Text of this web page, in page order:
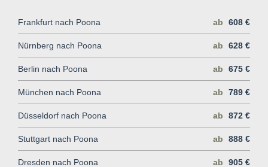
Frankfurt nach Poona ab 608 €
Nürnberg nach Poona ab 628 €
Berlin nach Poona ab 675 €
München nach Poona ab 789 €
Düsseldorf nach Poona ab 872 €
Stuttgart nach Poona ab 888 €
Dresden nach Poona ab 905 €